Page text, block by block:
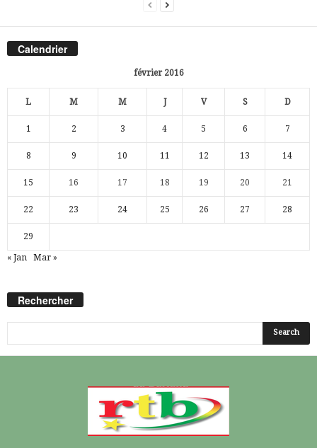
Calendrier
février 2016
L M M J V S D
1 2 3 4 5 6 7
8 9 10 11 12 13 14
15 16 17 18 19 20 21
22 23 24 25 26 27 28
29
« Jan Mar »
Rechercher